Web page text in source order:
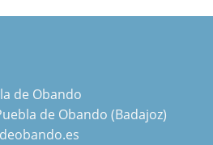
de Obando
de Obando (Badajoz)